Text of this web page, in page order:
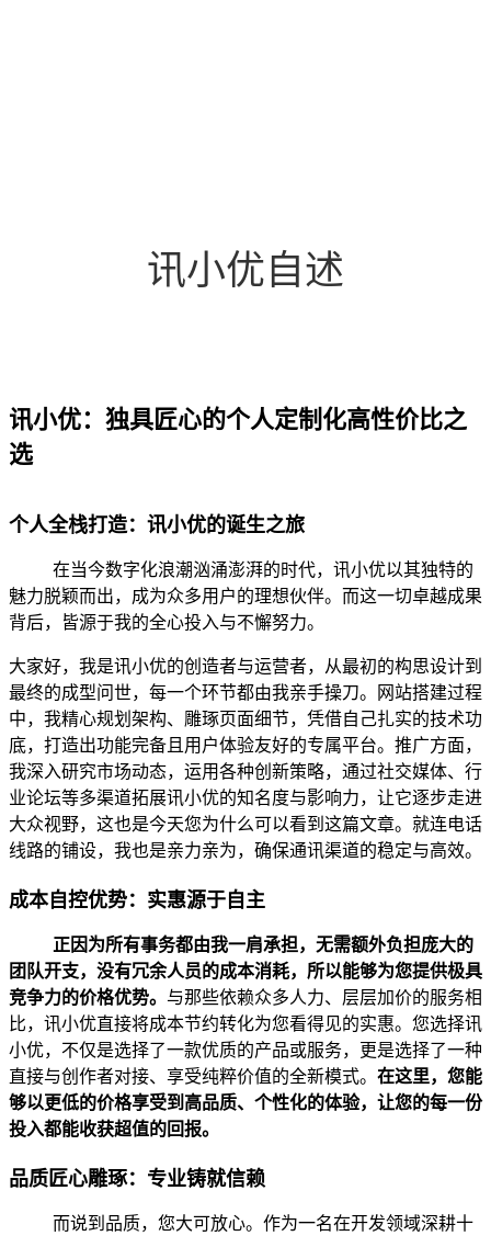
讯小优自述
讯小优：独具匠心的个人定制化高性价比之
选
个人全栈打造：讯小优的诞生之旅
在当今数字化浪潮汹涌澎湃的时代，讯小优以其独特的
魅力脱颖而出，成为众多用户的理想伙伴。而这一切卓越成果
背后，皆源于我的全心投入与不懈努力。
大家好，我是讯小优的创造者与运营者，从最初的构思设计到
最终的成型问世，每一个环节都由我亲手操刀。网站搭建过程
中，我精心规划架构、雕琢页面细节，凭借自己扎实的技术功
底，打造出功能完备且用户体验友好的专属平台。推广方面，
我深入研究市场动态，运用各种创新策略，通过社交媒体、行
业论坛等多渠道拓展讯小优的知名度与影响力，让它逐步走进
大众视野，这也是今天您为什么可以看到这篇文章。就连电话
线路的铺设，我也是亲力亲为，确保通讯渠道的稳定与高效。
成本自控优势：实惠源于自主
正因为所有事务都由我一肩承担，无需额外负担庞大的
团队开支，没有冗余人员的成本消耗，所以能够为您提供极具
竞争力的价格优势。 与那些依赖众多人力、层层加价的服务相
比，讯小优直接将成本节约转化为您看得见的实惠。您选择讯
小优，不仅是选择了一款优质的产品或服务，更是选择了一种
直接与创作者对接、享受纯粹价值的全新模式。 在这里，您能
够以更低的价格享受到高品质、个性化的体验，让您的每一份
投入都能收获超值的回报。
品质匠心雕琢：专业铸就信赖
而说到品质，您大可放心。作为一名在开发领域深耕十